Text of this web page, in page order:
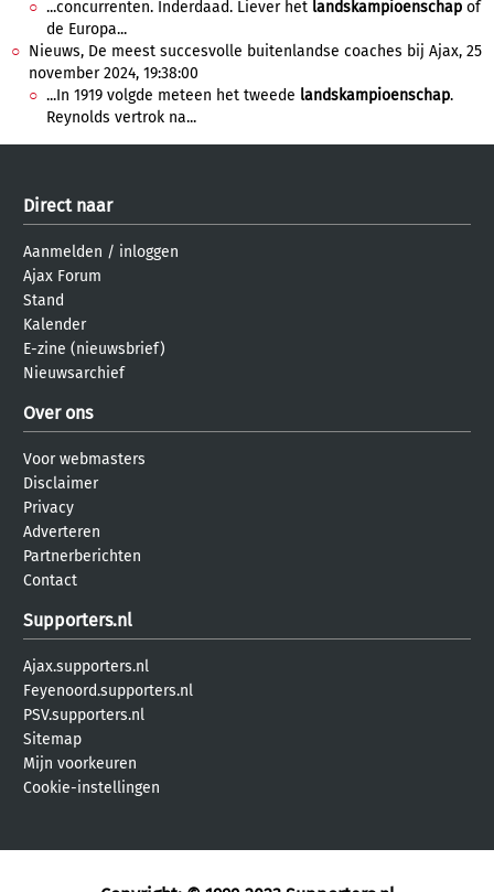
...concurrenten. Inderdaad. Liever het landskampioenschap of
de Europa...
Nieuws, De meest succesvolle buitenlandse coaches bij Ajax, 25
november 2024, 19:38:00
...In 1919 volgde meteen het tweede landskampioenschap.
Reynolds vertrok na...
Direct naar
Aanmelden / inloggen
Ajax Forum
Stand
Kalender
E-zine (nieuwsbrief)
Nieuwsarchief
Over ons
Voor webmasters
Disclaimer
Privacy
Adverteren
Partnerberichten
Contact
Supporters.nl
Ajax.supporters.nl
Feyenoord.supporters.nl
PSV.supporters.nl
Sitemap
Mijn voorkeuren
Cookie-instellingen